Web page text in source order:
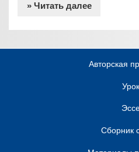
» Читать далее
Авторская
Урок
Сборник